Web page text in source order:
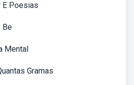
E Poesias
Be
Mental
Gramas